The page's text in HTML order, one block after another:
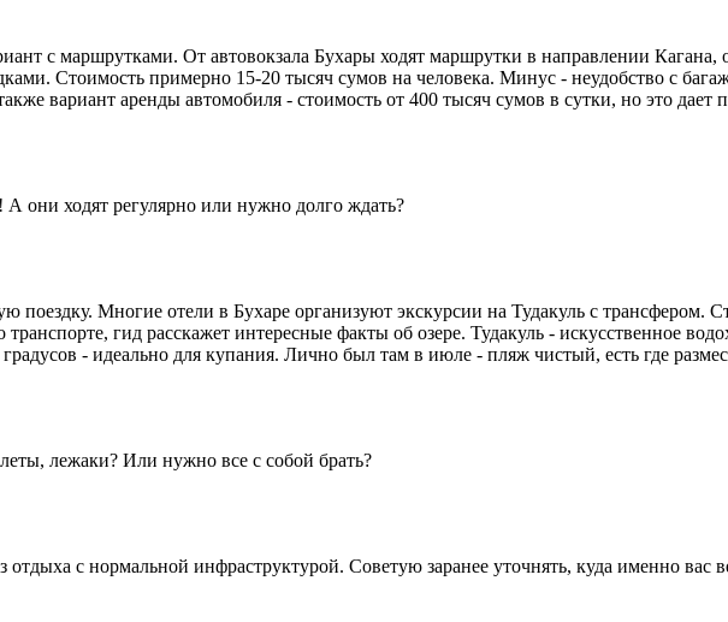
с маршрутками. От автовокзала Бухары ходят маршрутки в направлении
Стоимость примерно 15-20 тысяч сумов на человека. Минус - неудобство с
вариант аренды автомобиля - стоимость от 400 тысяч сумов в сутки, но это
они ходят регулярно или нужно долго ждать?
поездку. Многие отели в Бухаре организуют экскурсии на Тудакуль с трансфером.
гид расскажет интересные факты об озере. Тудакуль - искусственное
- идеально для купания. Лично был там в июле - пляж чистый, есть где
лежаки? Или нужно все с собой брать?
отдыха с нормальной инфраструктурой. Советую заранее уточнять, куда именно вас